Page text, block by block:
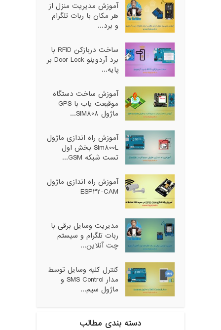
آموزش مدیریت منزل از
هر مکان با ربات تلگرام
و برد...
ساخت دربازکن RFID با
برد آردوینو Door Lock بر
پایه...
آموزش ساخت دستگاه
موقیعت یاب با GPS
ماژول SIM808...
آموزش راه اندازی ماژول
Sim800L بخش اول
تست شبکه GSM...
آموزش راه اندازی ماژول
ESP32-CAM
مدیریت وسایل برقی با
ربات تلگرام و سیستم
چت آنلاین...
کنترل کلیه وسایل توسط
مدار SMS Control و
ماژول سیم...
دسته بندی مطالب